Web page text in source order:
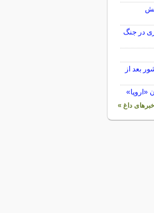
در جنگ
بعد از
«اروپا»
داغ »